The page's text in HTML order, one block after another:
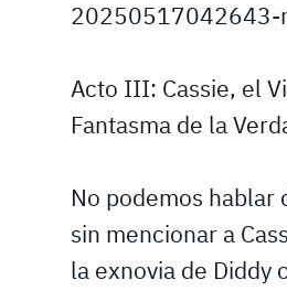
20250517042643-
Acto III: Cassie, el
Fantasma de la
No podemos hablar
sin mencionar a
la exnovia de Diddy